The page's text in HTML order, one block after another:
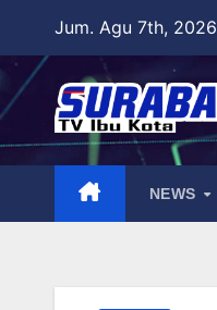
content
Jum. Agu 7th, 2026
NEWS